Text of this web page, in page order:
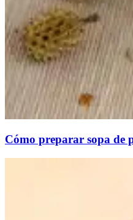
Cómo preparar sopa de